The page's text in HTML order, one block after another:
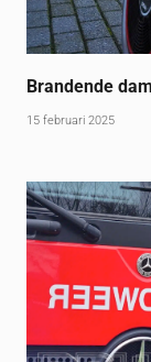
Brandende
15 februari 2025